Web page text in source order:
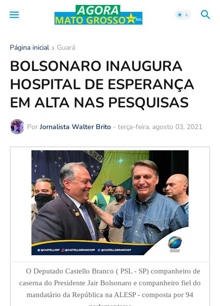
Página inicial Guará
BOLSONARO INAUGURA
HOSPITAL DE ESPERANÇA
EM ALTA NAS PESQUISAS
Por Jornalista Walter Brito - terça-feira, agosto 03, 2021
O Deputado Castello Branco ( PSL - SP) companheiro de
caserna do Presidente Jair Bolsonaro e companheiro fiel do
mandatário da República na ALESP - composta por 94